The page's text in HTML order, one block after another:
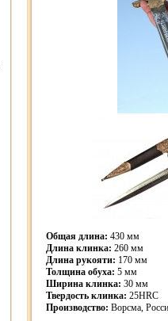
Общая длина: 430 мм
Длина клинка: 260 мм
Длина рукояти: 170 мм
Толщина обуха: 5 мм
Ширина клинка: 30 мм
Твердость клинка: 25HRC
Производство: Ворсма,